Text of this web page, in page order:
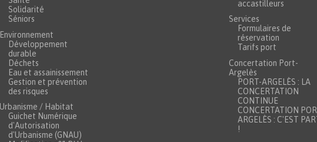
Solidarité
Séniors
Environnement
Développement
durable
Déchets
Eau et assainissement
Gestion et prévention
des risques
Urbanisme / Habitat
Guichet Numérique
d'Autorisation
d'Urbanisme (GNAU)
accastilleurs
Services
Formulaires de
réservation
Tarifs port
Concertation Port-
Argelès
PORT-ARGELÈS : LA
CONCERTATION
CONTINUE
CONCERTATION
ARGELÈS : C'EST
!